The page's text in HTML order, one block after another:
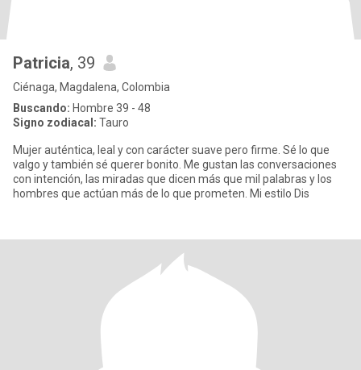
Patricia, 39
Ciénaga, Magdalena, Colombia
Buscando: Hombre 39 - 48
Signo zodiacal: Tauro
Mujer auténtica, leal y con carácter suave pero firme. Sé lo que
valgo y también sé querer bonito. Me gustan las conversaciones
con intención, las miradas que dicen más que mil palabras y los
hombres que actúan más de lo que prometen. Mi estilo Dis